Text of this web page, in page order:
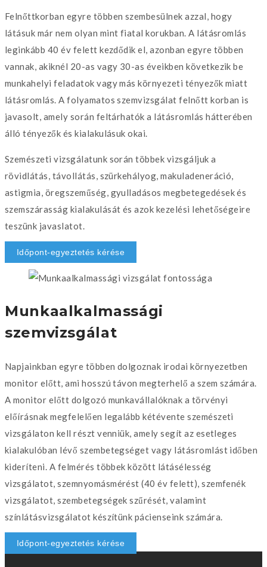
Felnőttkorban egyre többen szembesülnek azzal, hogy
látásuk már nem olyan mint fiatal korukban. A látásromlás
leginkább 40 év felett kezdődik el, azonban egyre többen
vannak, akiknél 20-as vagy 30-as éveikben következik be
munkahelyi feladatok vagy más környezeti tényezők miatt
látásromlás. A folyamatos szemvizsgálat felnőtt korban is
javasolt, amely során feltárhatók a látásromlás hátterében
álló tényezők és kialakulásuk okai.
Szemészeti vizsgálatunk során többek vizsgáljuk a
rövidlátás, távollátás, szürkehályog, makuladeneráció,
astigmia, öregszeműség, gyulladásos megbetegedések és
szemszárasság kialakulását és azok kezelési lehetőségeire
teszünk javaslatot.
Időpont-egyeztetés kérése
Munkaalkalmassági
szemvizsgálat
Napjainkban egyre többen dolgoznak irodai környezetben
monitor előtt, ami hosszú távon megterhelő a szem számára.
A monitor előtt dolgozó munkavállalóknak a törvényi
előírásnak megfelelően legalább kétévente szemészeti
vizsgálaton kell részt venniük, amely segít az esetleges
kialakulóban lévő szembetegséget vagy látásromlást időben
kideríteni. A felmérés többek között látásélesség
vizsgálatot, szemnyomásmérést (40 év felett), szemfenék
vizsgálatot, szembetegségek szűrését, valamint
színlátásvizsgálatot készítünk pácienseink számára.
Időpont-egyeztetés kérése